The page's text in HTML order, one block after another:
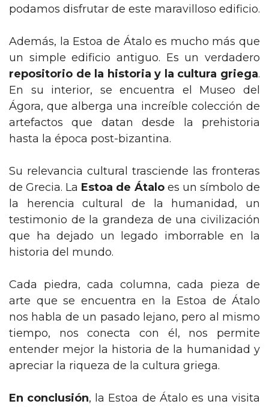
podamos disfrutar de este maravilloso edificio.
Además, la Estoa de Átalo es mucho más que
un simple edificio antiguo. Es un verdadero
repositorio de la historia y la cultura griega.
En su interior, se encuentra el Museo del
Ágora, que alberga una increíble colección de
artefactos que datan desde la prehistoria
hasta la época post-bizantina.
Su relevancia cultural trasciende las fronteras
de Grecia. La Estoa de Átaloes un símbolo de
la herencia cultural de la humanidad, un
testimonio de la grandeza de una civilización
que ha dejado un legado imborrable en la
historia del mundo.
Cada piedra, cada columna, cada pieza de
arte que se encuentra en la Estoa de Átalo
nos habla de un pasado lejano, pero al mismo
tiempo, nos conecta con él, nos permite
entender mejor la historia de la humanidad y
apreciar la riqueza de la cultura griega.
En conclusión, la Estoa de Átalo es una visita